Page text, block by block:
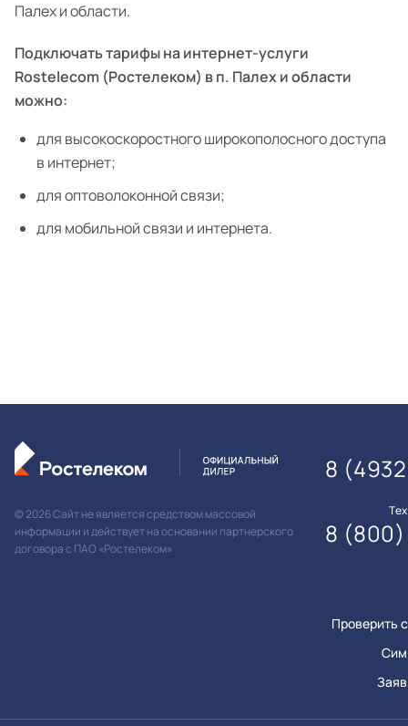
Палех и области.
Подключать тарифы на интернет-услуги
Rostelecom (Ростелеком) в п. Палех и области
можно:
для высокоскоростного широкополосного доступа
в интернет;
для оптоволоконной связи;
для мобильной связи и интернета.
© 2026 Сайт не является средством массовой
информации и действует на основании партнерского
договора с ПАО «Ростелеком»
Проверить
8
8